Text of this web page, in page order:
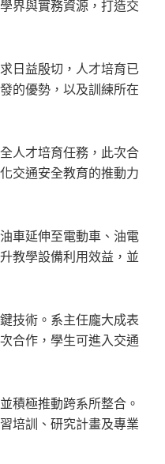
界與實務資源，打造交
日益殷切，人才培育已
的優勢，以及訓練所在
人才培育任務，此次合
交通安全教育的推動力
車延伸至電動車、油電
教學設備利用效益，並
技術。系主任龐大成表
合作，學生可進入交通
積極推動跨系所整合。
培訓、研究計畫及專業